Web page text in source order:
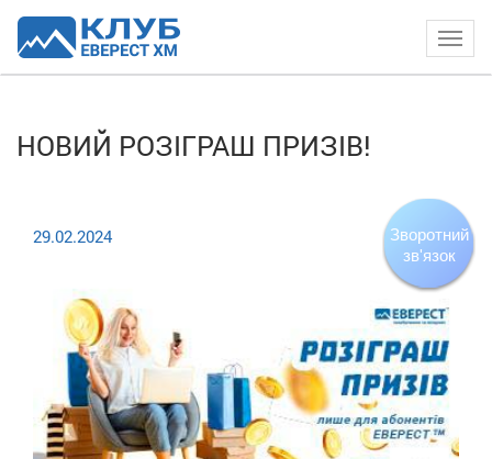
Зворотний
зв'язок
НОВИЙ РОЗІГРАШ ПРИЗІВ!
29.02.2024